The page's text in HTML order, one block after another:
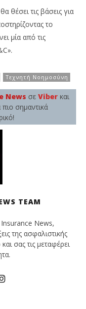
τις βάσεις για
το
μία από τις
Τεχνητή Νοημοσύνη
News σε Viber και
σημαντικά
TEAM
News,
της ασφαλιστικής
σας τις μεταφέρει